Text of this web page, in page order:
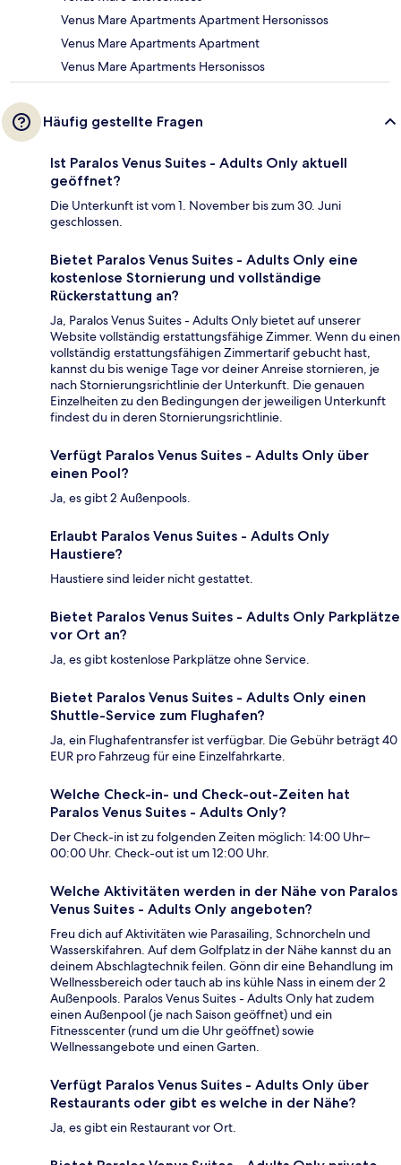
Venus Mare Apartments Apartment Hersonissos
Venus Mare Apartments Apartment
Venus Mare Apartments Hersonissos
Häufig gestellte Fragen
Ist Paralos Venus Suites - Adults Only aktuell
geöffnet?
Die Unterkunft ist vom 1. November bis zum 30. Juni
geschlossen.
Bietet Paralos Venus Suites - Adults Only eine
kostenlose Stornierung und vollständige
Rückerstattung an?
Ja, Paralos Venus Suites - Adults Only bietet auf unserer
Website vollständig erstattungsfähige Zimmer. Wenn du einen
vollständig erstattungsfähigen Zimmertarif gebucht hast,
kannst du bis wenige Tage vor deiner Anreise stornieren, je
nach Stornierungsrichtlinie der Unterkunft. Die genauen
Einzelheiten zu den Bedingungen der jeweiligen Unterkunft
findest du in deren Stornierungsrichtlinie.
Verfügt Paralos Venus Suites - Adults Only über
einen Pool?
Ja, es gibt 2 Außenpools.
Erlaubt Paralos Venus Suites - Adults Only
Haustiere?
Haustiere sind leider nicht gestattet.
Bietet Paralos Venus Suites - Adults Only Parkplätze
vor Ort an?
Ja, es gibt kostenlose Parkplätze ohne Service.
Bietet Paralos Venus Suites - Adults Only einen
Shuttle-Service zum Flughafen?
Ja, ein Flughafentransfer ist verfügbar. Die Gebühr beträgt 40
EUR pro Fahrzeug für eine Einzelfahrkarte.
Welche Check-in- und Check-out-Zeiten hat
Paralos Venus Suites - Adults Only?
Der Check-in ist zu folgenden Zeiten möglich: 14:00 Uhr–
00:00 Uhr. Check-out ist um 12:00 Uhr.
Welche Aktivitäten werden in der Nähe von Paralos
Venus Suites - Adults Only angeboten?
Freu dich auf Aktivitäten wie Parasailing, Schnorcheln und
Wasserskifahren. Auf dem Golfplatz in der Nähe kannst du an
deinem Abschlagtechnik feilen. Gönn dir eine Behandlung im
Wellnessbereich oder tauch ab ins kühle Nass in einem der 2
Außenpools. Paralos Venus Suites - Adults Only hat zudem
einen Außenpool (je nach Saison geöffnet) und ein
Fitnesscenter (rund um die Uhr geöffnet) sowie
Wellnessangebote und einen Garten.
Verfügt Paralos Venus Suites - Adults Only über
Restaurants oder gibt es welche in der Nähe?
Ja, es gibt ein Restaurant vor Ort.